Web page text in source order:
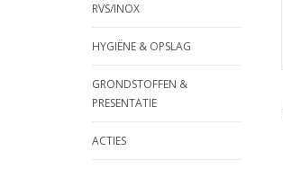
RVS/INOX
HYGIËNE & OPSLAG
GRONDSTOFFEN &
PRESENTATIE
ACTIES